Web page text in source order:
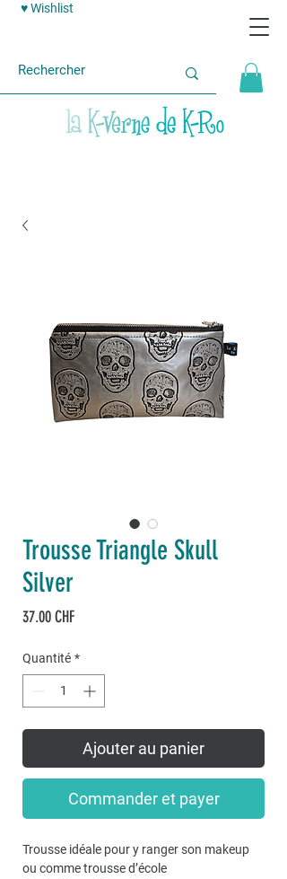
♥ Wishlist
Trousse Triangle Skull
Silver
37.00 CHFPrix
Quantité *
Ajouter au panier
Commander et payer
Trousse idéale pour y ranger son makeup
ou comme trousse d’école